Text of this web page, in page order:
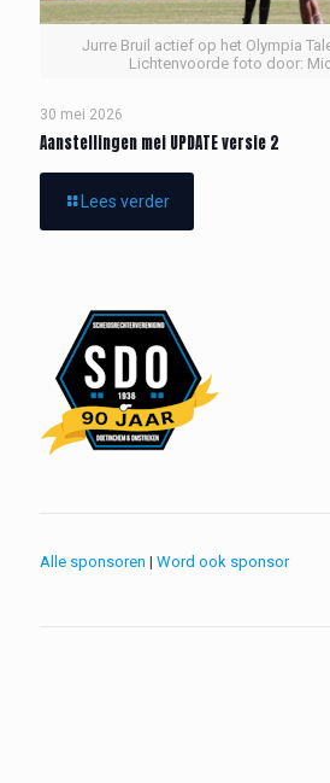
Jurre Bruil actief op het Olympia
Lichtenvoorde foto door:
30 mei 2026
Aanstellingen mei UPDATE versie 2
Lees verder
Alle sponsoren | Word ook sponsor